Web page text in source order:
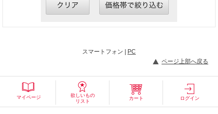
スマートフォン | PC
ページ上部へ戻る
マイページ
欲しいもの
リスト
カート ログイン